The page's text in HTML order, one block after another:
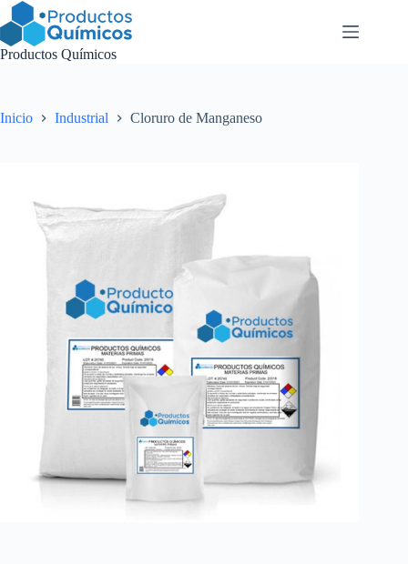
Saltar
al
contenido
Productos Químicos
Inicio Industrial Cloruro de Manganeso